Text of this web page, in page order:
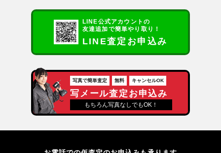
LINE公式アカウントの
友達追加で簡単やり取り！
LINE査定お申込み
写真で簡単査定 無料 キャンセルOK
写メール査定お申込み
もちろん写真なしでもOK！